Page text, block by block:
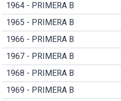
1964 - PRIMERA B
1965 - PRIMERA B
1966 - PRIMERA B
1967 - PRIMERA B
1968 - PRIMERA B
1969 - PRIMERA B